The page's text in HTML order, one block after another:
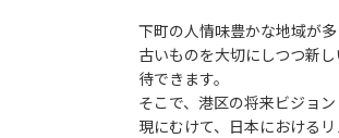
下町の人情味豊かな地域が
古いものを大切にしつつ新
待できます。
そこで、港区の将来ビジョ
現にむけて、日本における